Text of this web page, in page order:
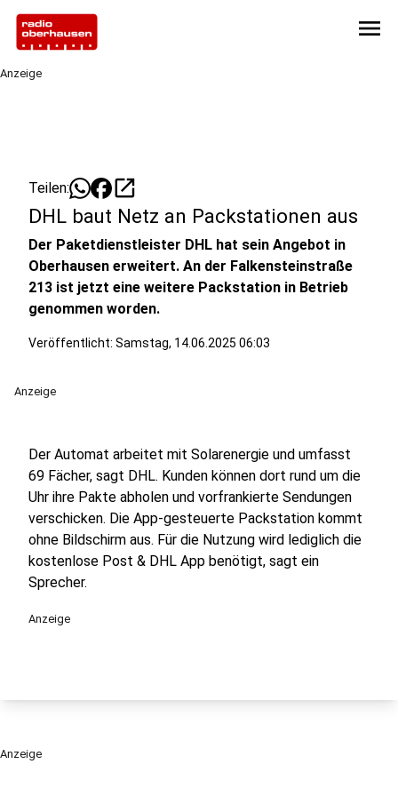
menu
Anzeige
Teilen: open_in_new
DHL baut Netz an Packstationen aus
Der Paketdienstleister DHL hat sein Angebot in
Oberhausen erweitert. An der Falkensteinstraße
213 ist jetzt eine weitere Packstation in Betrieb
genommen worden.
Veröffentlicht: Samstag, 14.06.2025 06:03
Anzeige
Der Automat arbeitet mit Solarenergie und umfasst
69 Fächer, sagt DHL. Kunden können dort rund um die
Uhr ihre Pakte abholen und vorfrankierte Sendungen
verschicken. Die App-gesteuerte Packstation kommt
ohne Bildschirm aus. Für die Nutzung wird lediglich die
kostenlose Post & DHL App benötigt, sagt ein
Sprecher.
Anzeige
Anzeige